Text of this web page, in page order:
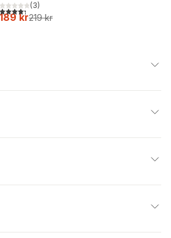
4,3utav 5 stjärnor. Totalt antal röster:
(3)
189 kr219 kr